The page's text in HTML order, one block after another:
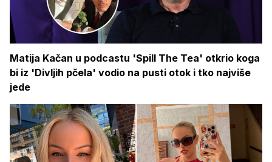
Matija Kačan u podcastu 'Spill The Tea' otkrio koga
bi iz 'Divljih pčela' vodio na pusti otok i tko najviše
jede